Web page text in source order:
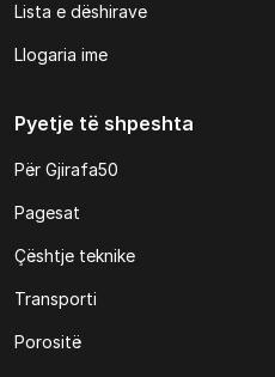
Lista e dëshirave
Llogaria ime
Pyetje të shpeshta
Për Gjirafa50
Pagesat
Çështje teknike
Transporti
Porositë